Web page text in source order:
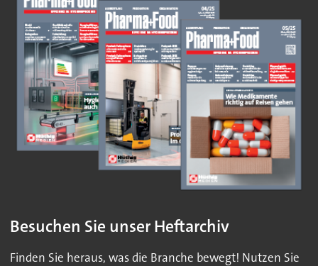
Besuchen Sie unser Heftarchiv
Finden Sie heraus, was die Branche bewegt! Nutzen Sie